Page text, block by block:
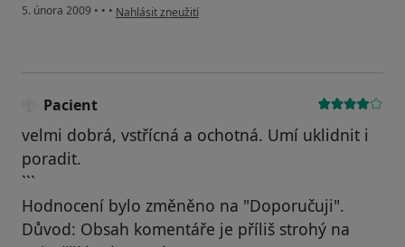
5. února 2009 • • • podle názoru uživatele Elgheriani A.
Nahlásit zneužití
Pacient
velmi dobrá, vstřícná a ochotná. Umí uklidnit i
poradit.
```
Hodnocení bylo změněno na "Doporučuji".
Důvod: Obsah komentáře je příliš strohý na